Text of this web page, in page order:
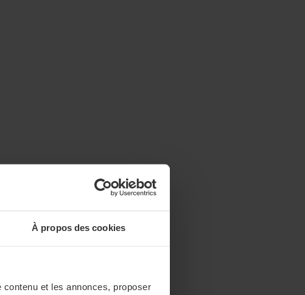
À propos des cookies
et les annonces, proposer